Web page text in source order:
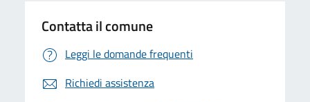
Contatta il comune
Leggi le domande frequenti
Richiedi assistenza